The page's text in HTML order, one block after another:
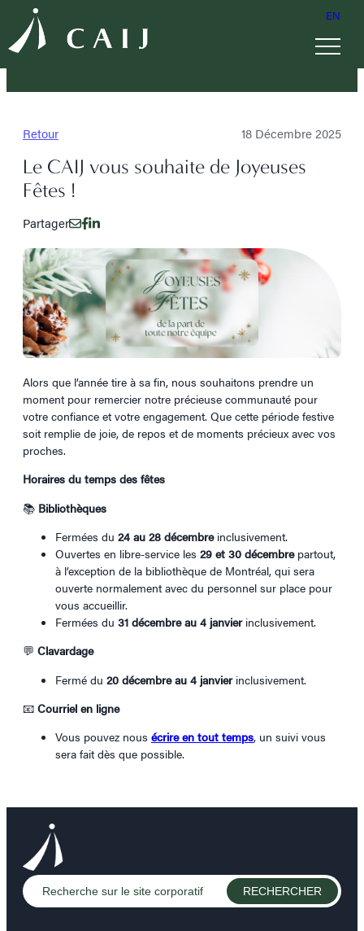
EN
Retour 18 Décembre 2025
Le CAIJ vous souhaite de Joyeuses
Fêtes !
Partager
Alors que l’année tire à sa fin, nous souhaitons prendre un
moment pour remercier notre précieuse communauté pour
votre confiance et votre engagement. Que cette période festive
soit remplie de joie, de repos et de moments précieux avec vos
proches.
Horaires du temps des fêtes
📚 Bibliothèques
Fermées du 24 au 28 décembreinclusivement.
Ouvertes en libre-service les 29 et 30 décembrepartout,
à l’exception de la bibliothèque de Montréal, qui sera
ouverte normalement avec du personnel sur place pour
vous accueillir.
Fermées du 31 décembre au 4 janvierinclusivement.
💬 Clavardage
Fermé du 20 décembre au 4 janvierinclusivement.
📧 Courriel en ligne
Vous pouvez nous écrire en tout temps, un suivi vous
sera fait dès que possible.